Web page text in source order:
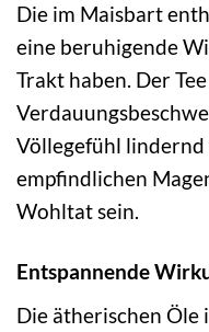
Die im Maisbart
eine beruhigende
Trakt haben. Der
Völlegefühl lindernd
empfindlichen
Wohltat sein.
Entspannende
Die ätherischen Öle